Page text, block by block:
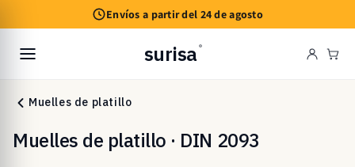
al contenido
Envíos a partir del 24 de agosto
surisa ®
Muelles de platillo
Muelles de platillo · DIN 2093